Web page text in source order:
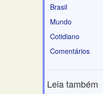
Brasil
Mundo
Cotidiano
Comentários
Leia também